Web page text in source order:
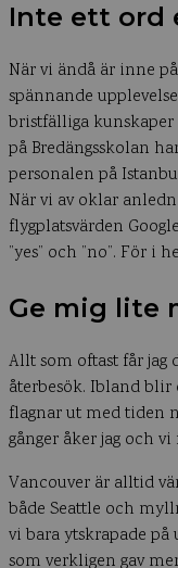
Inte ett ord
När vi ändå är inne
spännande
bristfälliga kunskaper
på Bredängsskolan
personalen på
När vi av oklar
flygplatsvärden
”yes” och ”no”. För i
Ge mig lite
Allt som oftast får jag
återbesök. Ibland blir
flagnar ut med tiden
gånger åker jag och
Vancouver är alltid
både Seattle och
vi bara ytskrapade
som verkligen gav